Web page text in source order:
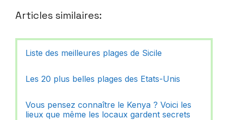
Articles similaires:
Liste des meilleures plages de Sicile
Les 20 plus belles plages des Etats-Unis
Vous pensez connaître le Kenya ? Voici les
lieux que même les locaux gardent secrets